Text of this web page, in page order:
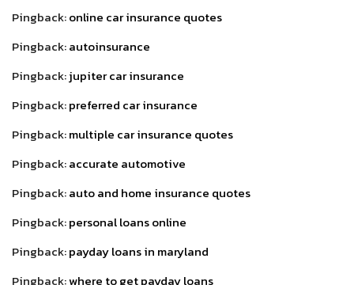
Pingback:online car insurance quotes
Pingback:autoinsurance
Pingback:jupiter car insurance
Pingback:preferred car insurance
Pingback:multiple car insurance quotes
Pingback:accurate automotive
Pingback:auto and home insurance quotes
Pingback:personal loans online
Pingback:payday loans in maryland
Pingback:where to get payday loans